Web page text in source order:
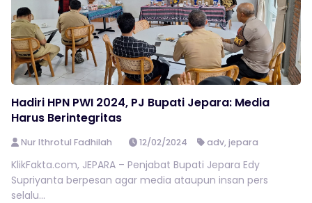
Hadiri HPN PWI 2024, PJ Bupati Jepara: Media
Harus Berintegritas
Nur Ithrotul Fadhilah 12/02/2024 adv,jepara
KlikFakta.com, JEPARA – Penjabat Bupati Jepara Edy
Supriyanta berpesan agar media ataupun insan pers
selalu...